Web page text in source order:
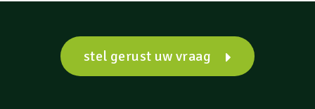
stel gerust uw vraag